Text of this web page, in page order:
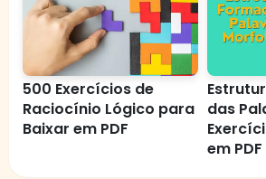
500 Exercícios de
Raciocínio Lógico para
Baixar em PDF
das
em PDF